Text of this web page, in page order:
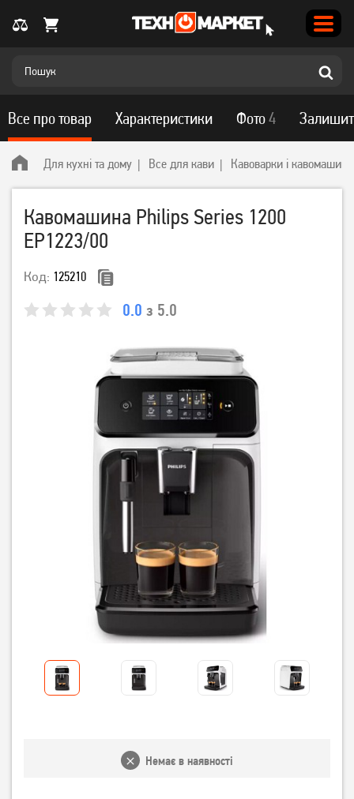
Для кухні та дому Все для кави Кавоварки і кавомашини
Кавомашина Philips Series 1200
EP1223/00
Код: 125210
0.0 з 5.0
Все про товар Характеристики Фото4
Немає в наявності